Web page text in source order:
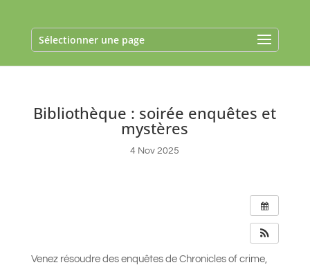
Sélectionner une page
Bibliothèque : soirée enquêtes et
mystères
4 Nov 2025
Venez résoudre des enquêtes de Chronicles of crime,